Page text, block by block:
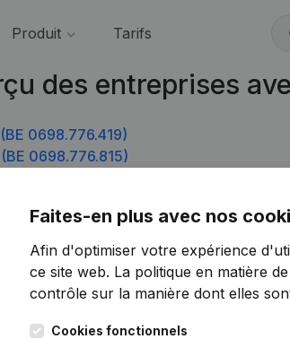
Produit Tarifs
des entreprises
(BE 0698.776.419)
(BE 0698.776.815)
Faites-en plus avec nos
Afin d'optimiser votre expérience
ce site web. La politique en matière
contrôle sur la manière dont elles
Cookies fonctionnels